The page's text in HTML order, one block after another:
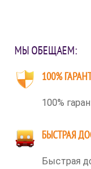
МЫ ОБЕЩАЕМ:
100%
100%
БЫСТРАЯ
Быстрая